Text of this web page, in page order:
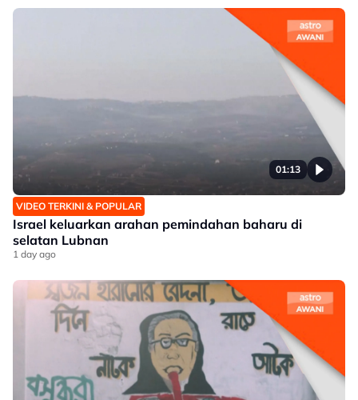
01:13
VIDEO TERKINI & POPULAR
Israel keluarkan arahan pemindahan baharu di
selatan Lubnan
1 day ago